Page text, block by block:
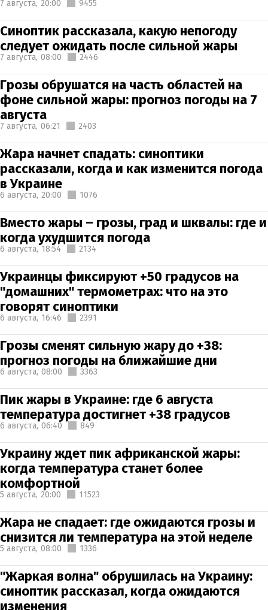
7 августа, 20:00 9455
Синоптик рассказала, какую непогоду
следует ожидать после сильной жары
7 августа, 08:00 2446
Грозы обрушатся на часть областей на
фоне сильной жары: прогноз погоды на 7
августа
7 августа, 06:21 2403
Жара начнет спадать: синоптики
рассказали, когда и как изменится погода
в Украине
6 августа, 20:00 1076
Вместо жары – грозы, град и шквалы: где и
когда ухудшится погода
6 августа, 18:54 2134
Украинцы фиксируют +50 градусов на
"домашних" термометрах: что на это
говорят синоптики
6 августа, 16:46 2391
Грозы сменят сильную жару до +38:
прогноз погоды на ближайшие дни
6 августа, 08:00 3363
Пик жары в Украине: где 6 августа
температура достигнет +38 градусов
6 августа, 06:40 849
Украину ждет пик африканской жары:
когда температура станет более
комфортной
5 августа, 20:00 11523
Жара не спадает: где ожидаются грозы и
снизится ли температура на этой неделе
5 августа, 08:00 1336
"Жаркая волна" обрушилась на Украину:
синоптик рассказал, когда ожидаются
изменения